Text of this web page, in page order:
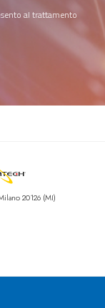
al trattamento
20126 (MI)